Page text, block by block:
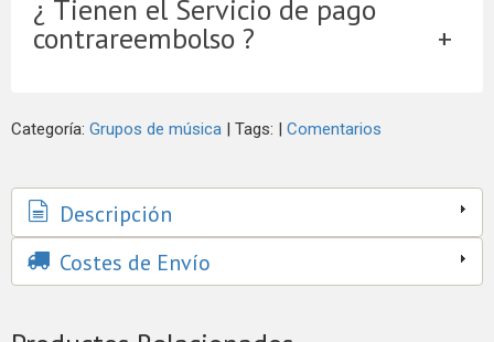
¿ Tienen el Servicio de pago
contrareembolso ?
Categoría: Grupos de música Tags: Comentarios
Descripción
Costes de Envío